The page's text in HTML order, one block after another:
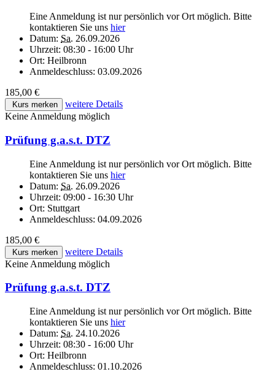
Eine Anmeldung ist nur persönlich vor Ort möglich. Bitte
kontaktieren Sie uns hier
Datum: Sa. 26.09.2026
Uhrzeit: 08:30 - 16:00 Uhr
Ort: Heilbronn
Anmeldeschluss: 03.09.2026
185,00 €
Kurs merken
weitere Details
Keine Anmeldung möglich
Prüfung g.a.s.t. DTZ
Eine Anmeldung ist nur persönlich vor Ort möglich. Bitte
kontaktieren Sie uns hier
Datum: Sa. 26.09.2026
Uhrzeit: 09:00 - 16:30 Uhr
Ort: Stuttgart
Anmeldeschluss: 04.09.2026
185,00 €
Kurs merken
weitere Details
Keine Anmeldung möglich
Prüfung g.a.s.t. DTZ
Eine Anmeldung ist nur persönlich vor Ort möglich. Bitte
kontaktieren Sie uns hier
Datum: Sa. 24.10.2026
Uhrzeit: 08:30 - 16:00 Uhr
Ort: Heilbronn
Anmeldeschluss: 01.10.2026